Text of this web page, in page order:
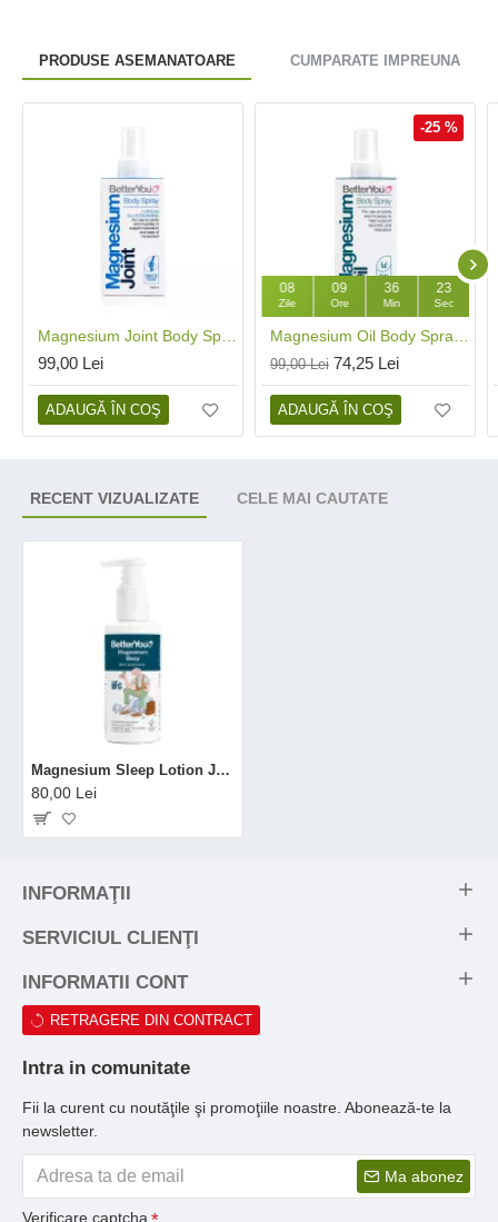
PRODUSE ASEMANATOARE CUMPARATE IMPREUNA
99,00 Lei
ADAUGĂ ÎN COŞ
-25 %
08
Zile
09
Ore
36
Min
23
Sec
99,00 Lei 74,25 Lei
ADAUGĂ ÎN COŞ
RECENT VIZUALIZATE CELE MAI CAUTATE
Magnesium Sleep Lotion Junior (135 ml), BetterYou
80,00 Lei
INFORMAŢII
SERVICIUL CLIENŢI
INFORMATII CONT
RETRAGERE DIN CONTRACT
Intra in comunitate
Fii la curent cu noutăţile şi promoţiile noastre. Abonează-te la
newsletter.
Ma abonez
Verificare captcha